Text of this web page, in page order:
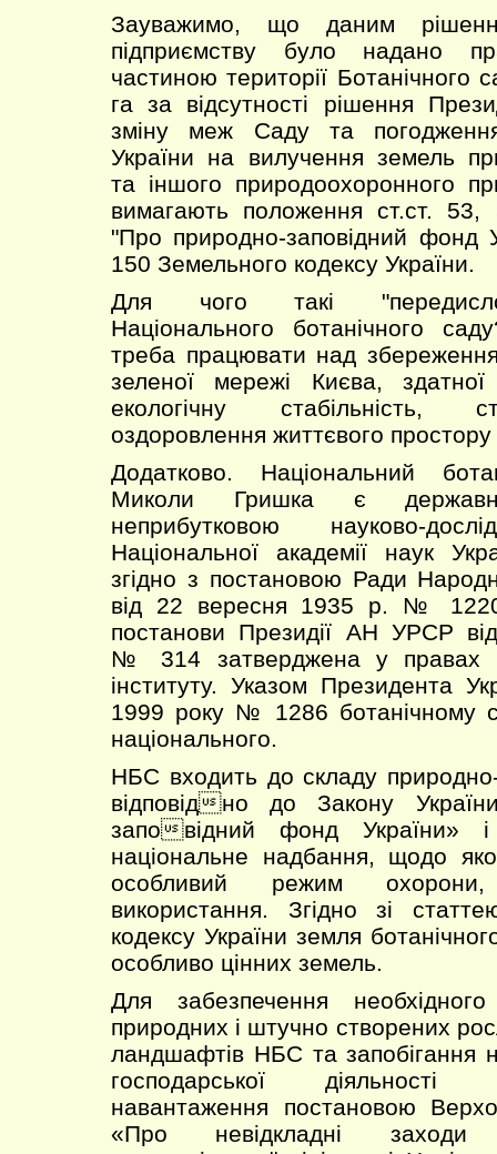
Зауважимо, що даним
підприємству було надано
частиною території
га за відсутності рішення
зміну меж Саду та
України на вилучення земель
та іншого природоохоронного
вимагають положення ст.ст. 53,
"Про природно-заповідний фонд
150 Земельного кодексу України.
Для чого такі
Національного ботанічного
треба працювати над
зеленої мережі Києва,
екологічну стабільність,
оздоровлення життєвого простору
Додатково. Національний
Миколи Гришка є
неприбутковою науково-
Національної академії наук
згідно з постановою Ради
від 22 вересня 1935 р. № 1220
постанови Президії АН УРСР
№ 314 затверджена у правах
інституту. Указом Президента
1999 року № 1286 ботанічному
національного.
НБС входить до складу
відповідно до Закону
заповідний фонд України»
національне надбання, щодо
особливий режим
використання. Згідно зі
кодексу України земля
особливо цінних земель.
Для забезпечення
природних і штучно створених
ландшафтів НБС та запобігання
господарської
навантаження постановою
«Про невідкладні